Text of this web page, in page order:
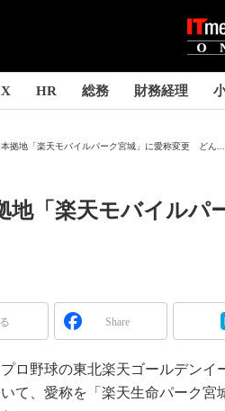
HR 総務 財務経理
拠地「楽天モバイルパーク宮城」に愛称変更 どん...
地「楽天モバイルパ
Share
ロ野球の東北楽天ゴールデンイ
て、愛称を「楽天生命パーク宮